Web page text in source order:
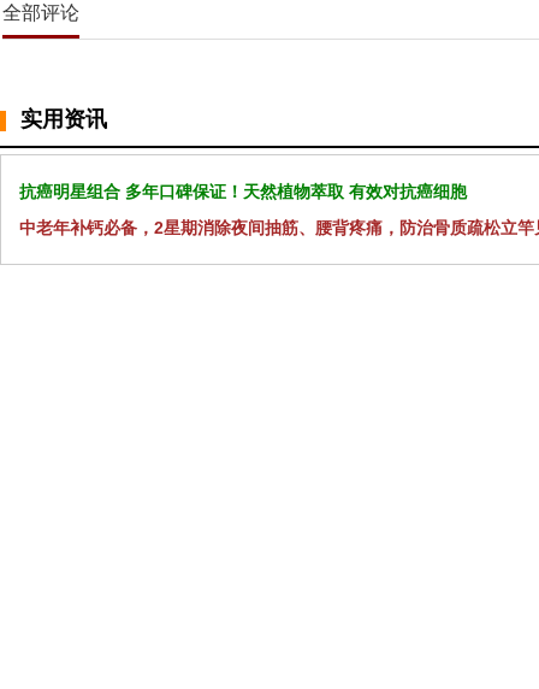
全部评论
实用资讯
抗癌明星组合 多年口碑保证！天然植物萃取 有效对抗癌细胞
中老年补钙必备，2星期消除夜间抽筋、腰背疼痛，防治骨质疏松立竿